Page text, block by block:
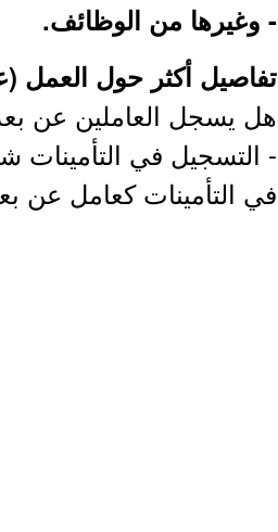
- وغيرها من الوظائف.
تفاصيل أكثر حول العمل
هل يسجل العاملين عن
- التسجيل في
في التأمينات كعامل عن